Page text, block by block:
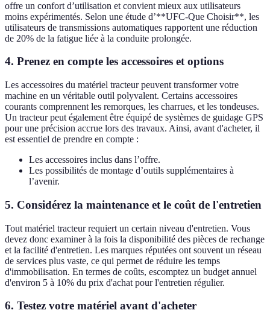
offre un confort d’utilisation et convient mieux aux utilisateurs
moins expérimentés. Selon une étude d’**UFC-Que Choisir**, les
utilisateurs de transmissions automatiques rapportent une réduction
de 20% de la fatigue liée à la conduite prolongée.
4. Prenez en compte les accessoires et options
Les accessoires du matériel tracteur peuvent transformer votre
machine en un véritable outil polyvalent. Certains accessoires
courants comprennent les remorques, les charrues, et les tondeuses.
Un tracteur peut également être équipé de systèmes de guidage GPS
pour une précision accrue lors des travaux. Ainsi, avant d'acheter, il
est essentiel de prendre en compte :
Les accessoires inclus dans l’offre.
Les possibilités de montage d’outils supplémentaires à
l’avenir.
5. Considérez la maintenance et le coût de l'entretien
Tout matériel tracteur requiert un certain niveau d'entretien. Vous
devez donc examiner à la fois la disponibilité des pièces de rechange
et la facilité d'entretien. Les marques réputées ont souvent un réseau
de services plus vaste, ce qui permet de réduire les temps
d'immobilisation. En termes de coûts, escomptez un budget annuel
d'environ 5 à 10% du prix d'achat pour l'entretien régulier.
6. Testez votre matériel avant d'acheter